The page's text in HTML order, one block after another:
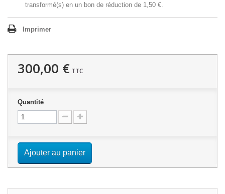
transformé(s) en un bon de réduction de 1,50 €.
Imprimer
300,00 € TTC
Quantité
Ajouter au panier